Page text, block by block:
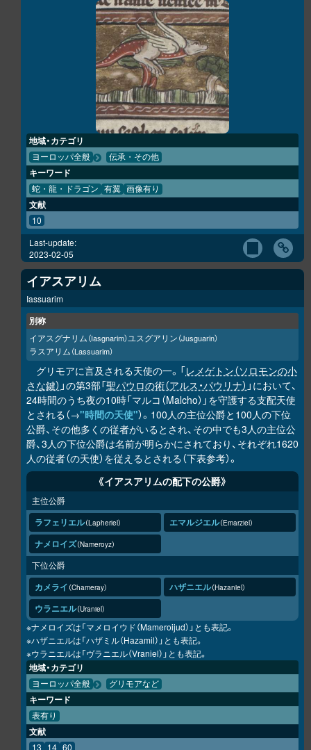
地域・カテゴリ
ヨーロッパ全般 伝承・その他
キーワード
蛇・龍・ドラゴン 有翼 画像有り
文献
10
Last-update:
2023-02-05
イアスアリム
Iassuarim
別称
イアスグナリム（Iasgnarim）ユスグアリン（Jusguarin）
ラスアリム（Lassuarim）
グリモアに言及される天使の一。「レメゲトン（ソロモンの小
さな鍵） 」の第3部「聖パウロの術（アルス・パウリナ） 」において、
24時間のうち夜の10時「マルコ（Malcho）」を守護する支配天使
とされる（→"時間の天使"）。100人の主位公爵と100人の下位
公爵、その他多くの従者がいるとされ、その中でも3人の主位公
爵、3人の下位公爵は名前が明らかにされており、それぞれ1620
人の従者（の天使）を従えるとされる（下表参考）。
《イアスアリムの配下の公爵》
主位公爵
ラフェリエル Lapheriel エマルジエル Emarziel
ナメロイズ Nameroyz
下位公爵
カメライ Chameray ハザニエル Hazaniel
ウラニエル Uraniel
※ナメロイズは「マメロイウド（Mameroijud）」とも表記。
※ハザニエルは「ハザミル（Hazamil）」とも表記。
※ウラニエルは「ヴラニエル（Vraniel）」とも表記。
地域・カテゴリ
ヨーロッパ全般 グリモアなど
キーワード
表有り
文献
13 14 60